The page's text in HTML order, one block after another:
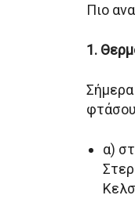
Πιο
1.
α)